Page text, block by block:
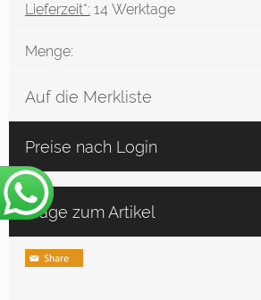
Lieferzeit*: 14 Werktage
Menge:
Auf die Merkliste
Preise nach Login
Frage zum Artikel